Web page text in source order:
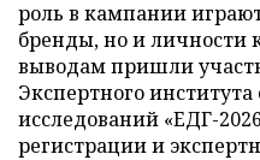
роль в кампании
бренды, но и личности
выводам пришли
Экспертного
исследований «ЕДГ-
регистрации и